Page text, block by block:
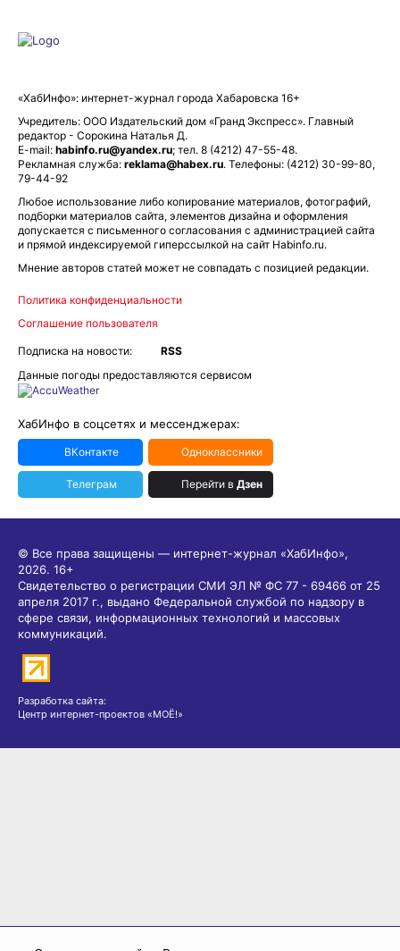
«ХабИнфо»: интернет-журнал города Хабаровска 16+
Учредитель: ООО Издательский дом «Гранд Экспресс». Главный
редактор - Сорокина Наталья Д.
E-mail: habinfo.ru@yandex.ru; тел. 8 (4212) 47-55-48.
Рекламная служба: reklama@habex.ru. Телефоны: (4212) 30-99-80,
79-44-92
Любое использование либо копирование материалов, фотографий,
подборки материалов сайта, элементов дизайна и оформления
допускается с письменного согласования с администрацией сайта
и прямой индексируемой гиперссылкой на сайт Habinfo.ru.
Мнение авторов статей может не совпадать с позицией редакции.
Политика конфиденциальности
Соглашение пользователя
Подписка на новости:
RSS
Данные погоды предоставляются сервисом
ХабИнфо в соцсетях и мессенджерах:
ВКонтакте Одноклассники
Телеграм Перейти в Дзен
© Все права защищены — интернет-журнал «ХабИнфо»,
2026. 16+
Свидетельство о регистрации СМИ ЭЛ № ФС 77 - 69466 от 25
апреля 2017 г., выдано Федеральной службой по надзору в
сфере связи, информационных технологий и массовых
коммуникаций.
Разработка сайта:
Центр интернет-проектов «МОЁ!»